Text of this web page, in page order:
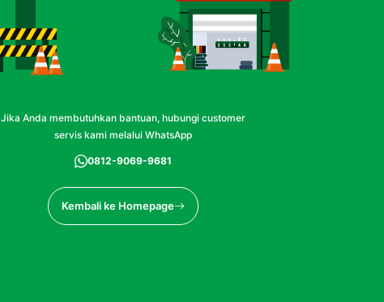
Jika Anda membutuhkan bantuan, hubungi customer
servis kami melalui WhatsApp
0812-9069-9681
Kembali ke Homepage